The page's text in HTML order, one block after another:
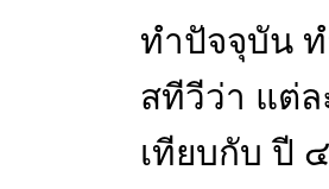
ทำปัจจุบัน ท
สทีวีว่า แต่ล
เทียบกับ ปี